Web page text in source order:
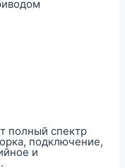
полный спектр
подключение,
и